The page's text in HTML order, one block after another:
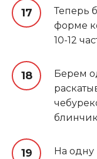
Теперь
форме
10-12
Берем
На одну